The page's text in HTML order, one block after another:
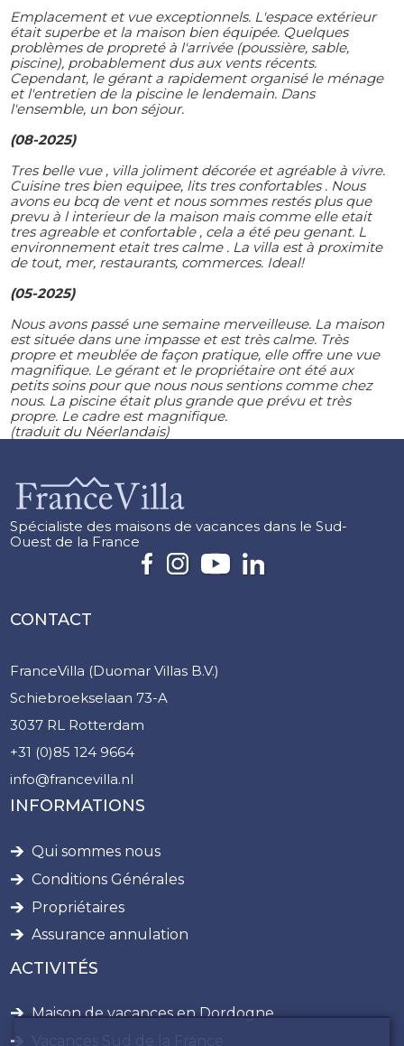
Emplacement et vue exceptionnels. L'espace extérieur
était superbe et la maison bien équipée. Quelques
problèmes de propreté à l'arrivée (poussière, sable,
piscine), probablement dus aux vents récents.
Cependant, le gérant a rapidement organisé le ménage
et l'entretien de la piscine le lendemain. Dans
l'ensemble, un bon séjour.
(08-2025)
Tres belle vue , villa joliment décorée et agréable à vivre.
Cuisine tres bien equipee, lits tres confortables . Nous
avons eu bcq de vent et nous sommes restés plus que
prevu à l interieur de la maison mais comme elle etait
tres agreable et confortable , cela a été peu genant. L
environnement etait tres calme . La villa est à proximite
de tout, mer, restaurants, commerces. Ideal!
(05-2025)
Nous avons passé une semaine merveilleuse. La maison
est située dans une impasse et est très calme. Très
propre et meublée de façon pratique, elle offre une vue
magnifique. Le gérant et le propriétaire ont été aux
petits soins pour que nous nous sentions comme chez
nous. La piscine était plus grande que prévu et très
propre. Le cadre est magnifique.
(traduit du Néerlandais)
Spécialiste des maisons de vacances dans le Sud-
Ouest de la France
CONTACT
FranceVilla (Duomar Villas B.V.)
Schiebroekselaan 73-A
3037 RL Rotterdam
+31 (0)85 124 9664
info@francevilla.nl
INFORMATIONS
Qui sommes nous
Conditions Générales
Propriétaires
Assurance annulation
ACTIVITÉS
Maison de vacances en Dordogne